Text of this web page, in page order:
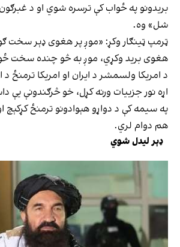
بریدونو په ځواب کې ترسره شوي او د
شل» وه.
ټرمپ ټینګار وکړ: «موږ پر هغوی ډېر سخت
هغوی برید وکړي، موږ به څو چنده سخت
د امریکا ولسمشر د ایران او امریکا ترمنځ
اړه نور جزییات ورنه کړل، خو څرګندونې
په سیمه کې د دواړو هېوادونو ترمنځ کړکېچ
هم دوام لري.
ډېر لیدل شوي